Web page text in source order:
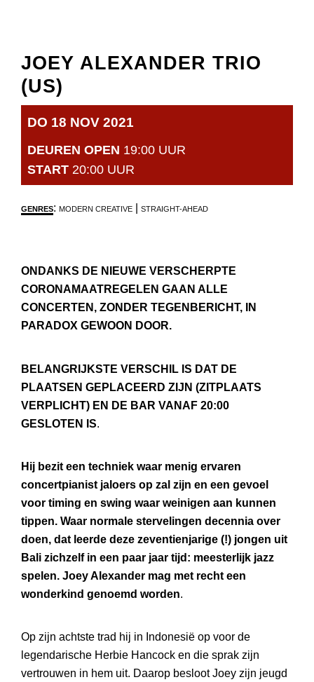
JOEY ALEXANDER TRIO
(US)
DO 18 NOV 2021
DEUREN OPEN 19:00 UUR
START 20:00 UUR
GENRES: MODERN CREATIVE STRAIGHT-AHEAD
ONDANKS DE NIEUWE VERSCHERPTE
CORONAMAATREGELEN GAAN ALLE
CONCERTEN, ZONDER TEGENBERICHT, IN
PARADOX GEWOON DOOR.
BELANGRIJKSTE VERSCHIL IS DAT DE
PLAATSEN GEPLACEERD ZIJN (ZITPLAATS
VERPLICHT) EN DE BAR VANAF 20:00
GESLOTEN IS.
Hij bezit een techniek waar menig ervaren
concertpianist jaloers op zal zijn en een gevoel
voor timing en swing waar weinigen aan kunnen
tippen. Waar normale stervelingen decennia over
doen, dat leerde deze zeventienjarige (!) jongen uit
Bali zichzelf in een paar jaar tijd: meesterlijk jazz
spelen. Joey Alexander mag met recht een
wonderkind genoemd worden.
Op zijn achtste trad hij in Indonesië op voor de
legendarische Herbie Hancock en die sprak zijn
vertrouwen in hem uit. Daarop besloot Joey zijn jeugd